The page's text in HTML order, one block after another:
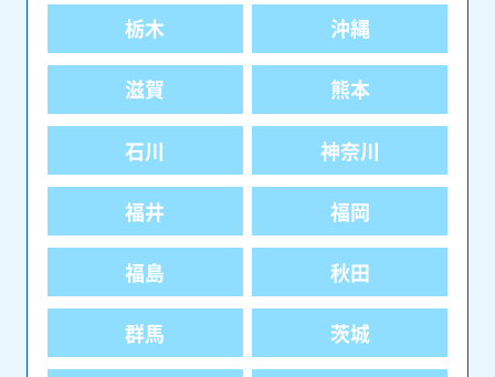
栃木 沖縄
滋賀 熊本
石川 神奈川
福井 福岡
福島 秋田
群馬 茨城